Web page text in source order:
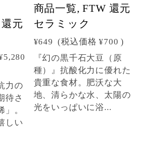
元
力の
待さ
。
しい
商品一覧, FTW 還元
セラミック
¥649 (税込価格 ¥700 )
『幻の黒千石大豆（原
種）』抗酸化力に優れた
貴重な食材。肥沃な大
地、清らかな水、太陽の
光をいっぱいに浴...